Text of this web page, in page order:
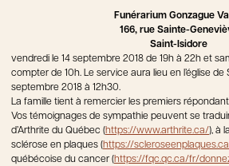
Funérarium Gonzague
166, rue Sainte-
Saint-Isidore
vendredi le 14 septembre 2018 de 19h à 22h et
compter de 10h. Le service aura lieu en l’église de
septembre 2018 à 12h30.
La famille tient à remercier les premiers
Vos témoignages de sympathie peuvent se
d’Arthrite du Québec (https://www.arthrite.ca/), à
sclérose en plaques (https://
québécoise du cancer (https://fqc.qc.ca/fr/